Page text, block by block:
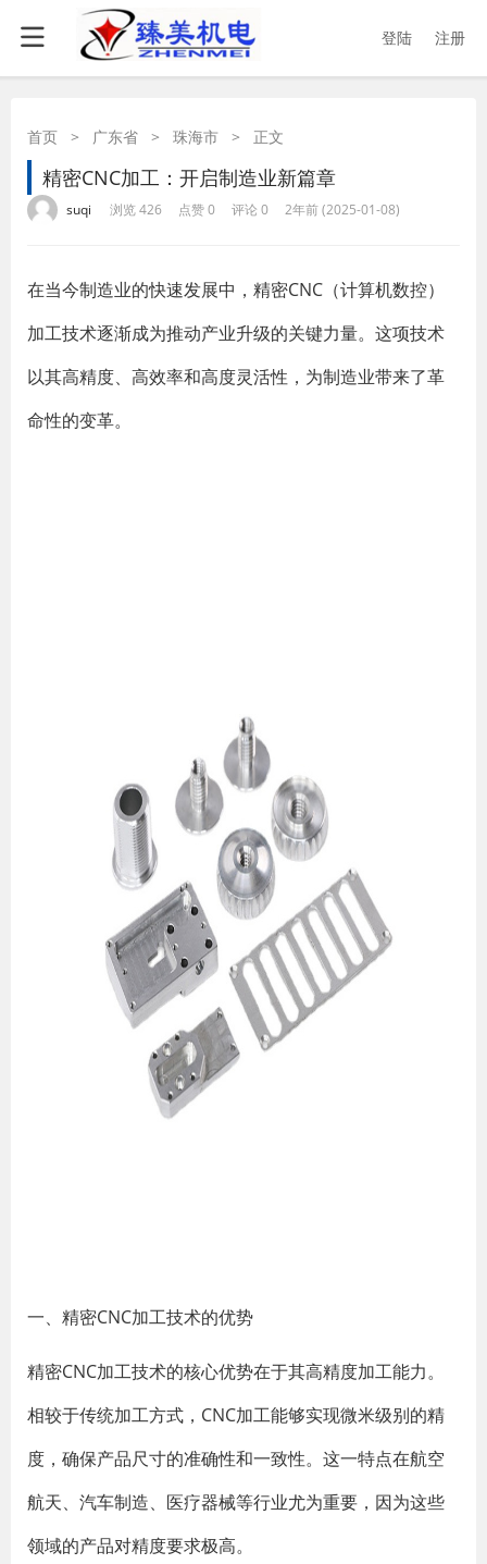
登陆 注册
首页 > 广东省 > 珠海市 > 正文
精密CNC加工：开启制造业新篇章
suqi 浏览 426 点赞 0 评论 0 2年前 (2025-01-08)
在当今制造业的快速发展中，精密CNC（计算机数控）
加工技术逐渐成为推动产业升级的关键力量。这项技术
以其高精度、高效率和高度灵活性，为制造业带来了革
命性的变革。
一、精密CNC加工技术的优势
精密CNC加工技术的核心优势在于其高精度加工能力。
相较于传统加工方式，CNC加工能够实现微米级别的精
度，确保产品尺寸的准确性和一致性。这一特点在航空
航天、汽车制造、医疗器械等行业尤为重要，因为这些
领域的产品对精度要求极高。